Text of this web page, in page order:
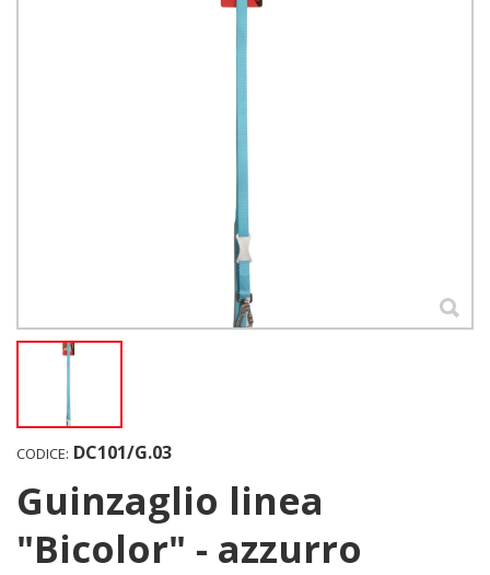
CODICE: DC101/G.03
Guinzaglio linea
"Bicolor" - azzurro